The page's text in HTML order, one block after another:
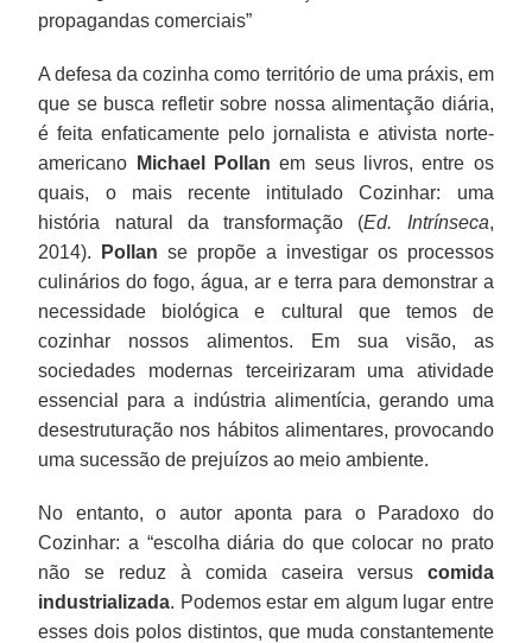
propagandas comerciais”
A defesa da cozinha como território de uma práxis, em
que se busca refletir sobre nossa alimentação diária,
é feita enfaticamente pelo jornalista e ativista norte-
americano
Michael Pollan em seus livros, entre os
quais, o mais recente intitulado Cozinhar: uma
história natural da transformação (Ed. Intrínseca,
2014).
Pollan se propõe a investigar os processos
culinários do fogo, água, ar e terra para demonstrar a
necessidade biológica e cultural que temos de
cozinhar nossos alimentos. Em sua visão, as
sociedades modernas terceirizaram uma atividade
essencial para a indústria alimentícia, gerando uma
desestruturação nos hábitos alimentares, provocando
uma sucessão de prejuízos ao meio ambiente.
No entanto, o autor aponta para o Paradoxo do
Cozinhar: a “escolha diária do que colocar no prato
não se reduz à comida caseira versus comida
industrializada. Podemos estar em algum lugar entre
esses dois polos distintos, que muda constantemente